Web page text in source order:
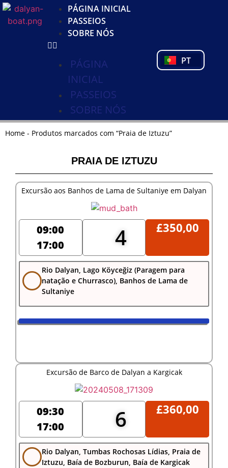
PÁGINA INICIAL
PASSEIOS
SOBRE NÓS
PÁGINA
INICIAL
PASSEIOS
SOBRE NÓS
PT
PL
TR
Home - Produtos marcados com “Praia de Iztuzu”
PRAIA DE IZTUZU
Excursão aos Banhos de Lama de Sultaniye em Dalyan
09:00
17:00
4 £350,00
Rio Dalyan, Lago Köyceğiz (Paragem para
natação e Churrasco), Banhos de Lama de
Sultaniye
Excursão de Barco de Dalyan a Kargicak
09:30
17:00
6 £360,00
Rio Dalyan, Tumbas Rochosas Lídias, Praia de
Iztuzu, Baía de Bozburun, Baía de Kargicak